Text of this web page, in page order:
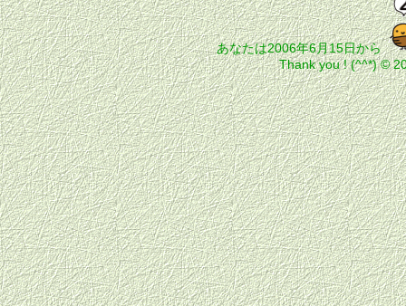
あなたは2006年6月15日から
Thank you ! (^^*) ©